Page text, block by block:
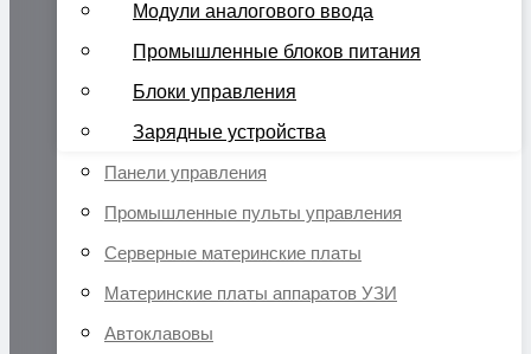
Модули аналогового ввода
Промышленные блоков питания
Блоки управления
Зарядные устройства
Панели управления
Промышленные пульты управления
Серверные материнские платы
Материнские платы аппаратов УЗИ
Автоклавовы